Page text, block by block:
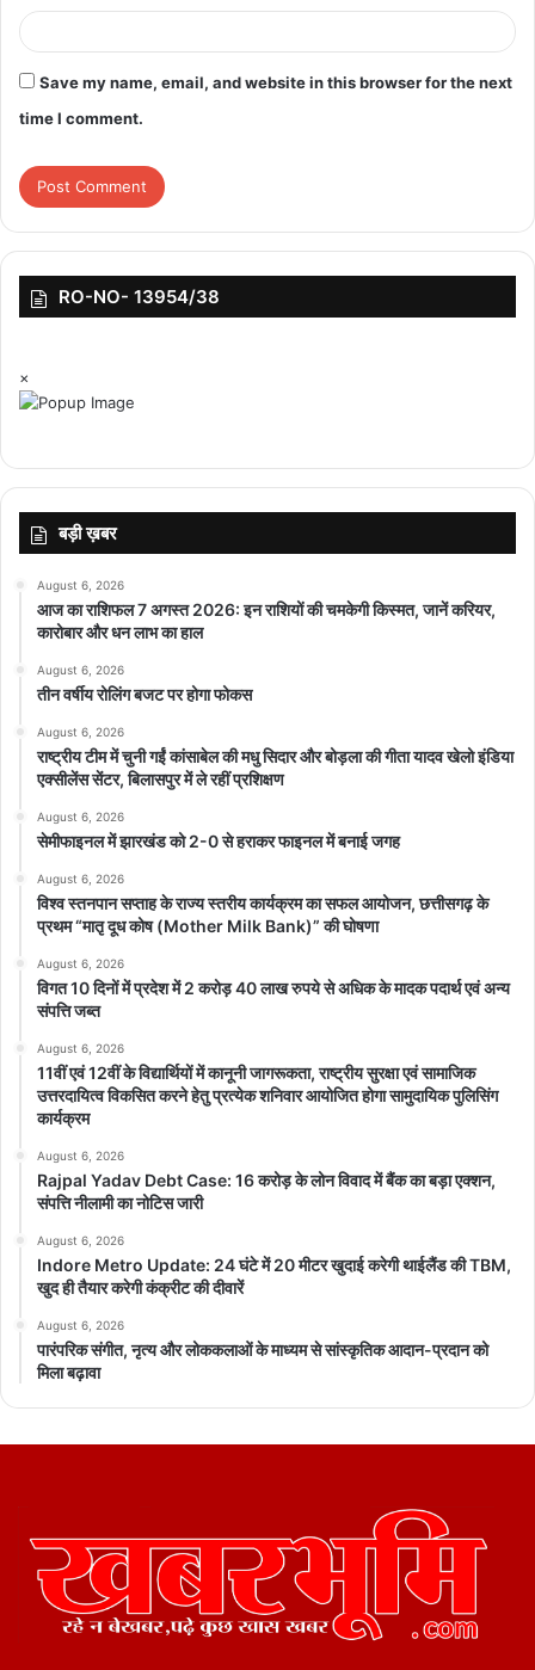
top-news
Save my name, email, and website in this browser for the next
time I comment.
RO-NO- 13954/38
×
बड़ी ख़बर
August 6, 2026
आज का राशिफल 7 अगस्त 2026: इन राशियों की चमकेगी किस्मत, जानें करियर,
कारोबार और धन लाभ का हाल
August 6, 2026
तीन वर्षीय रोलिंग बजट पर होगा फोकस
August 6, 2026
राष्ट्रीय टीम में चुनी गईं कांसाबेल की मधु सिदार और बोड़ला की गीता यादव खेलो इंडिया
एक्सीलेंस सेंटर, बिलासपुर में ले रहीं प्रशिक्षण
August 6, 2026
सेमीफाइनल में झारखंड को 2-0 से हराकर फाइनल में बनाई जगह
August 6, 2026
विश्व स्तनपान सप्ताह के राज्य स्तरीय कार्यक्रम का सफल आयोजन, छत्तीसगढ़ के
प्रथम “मातृ दूध कोष (Mother Milk Bank)” की घोषणा
August 6, 2026
विगत 10 दिनों में प्रदेश में 2 करोड़ 40 लाख रुपये से अधिक के मादक पदार्थ एवं अन्य
संपत्ति जब्त
August 6, 2026
11वीं एवं 12वीं के विद्यार्थियों में कानूनी जागरूकता, राष्ट्रीय सुरक्षा एवं सामाजिक
उत्तरदायित्व विकसित करने हेतु प्रत्येक शनिवार आयोजित होगा सामुदायिक पुलिसिंग
कार्यक्रम
August 6, 2026
Rajpal Yadav Debt Case: 16 करोड़ के लोन विवाद में बैंक का बड़ा एक्शन,
संपत्ति नीलामी का नोटिस जारी
August 6, 2026
Indore Metro Update: 24 घंटे में 20 मीटर खुदाई करेगी थाईलैंड की TBM,
खुद ही तैयार करेगी कंक्रीट की दीवारें
August 6, 2026
पारंपरिक संगीत, नृत्य और लोककलाओं के माध्यम से सांस्कृतिक आदान-प्रदान को
मिला बढ़ावा